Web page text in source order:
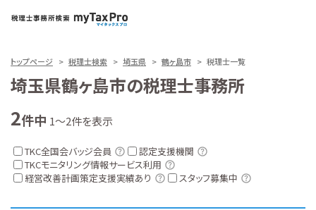
トップページ 税理士検索 埼玉県 鶴ヶ島市 税理士一覧
埼玉県鶴ヶ島市の税理士事務所
2件中 1～2件を表示
TKC全国会バッジ会員
認定支援機関
TKCモニタリング情報サービス利用
経営改善計画策定支援実績あり
スタッフ募集中